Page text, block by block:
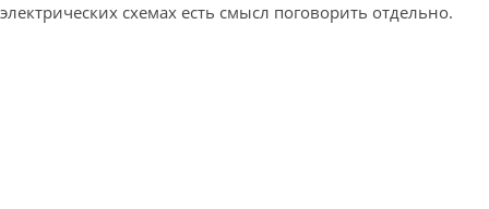
электрических схемах есть смысл поговорить отдельно.